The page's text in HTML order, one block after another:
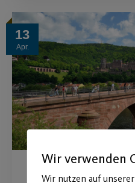
13
Apr.
Wir verwenden
Wir nutzen auf